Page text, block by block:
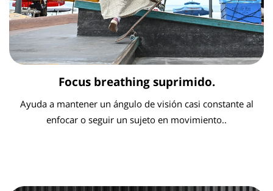
Focus breathing suprimido.
Ayuda a mantener un ángulo de visión casi constante al
enfocar o seguir un sujeto en movimiento..